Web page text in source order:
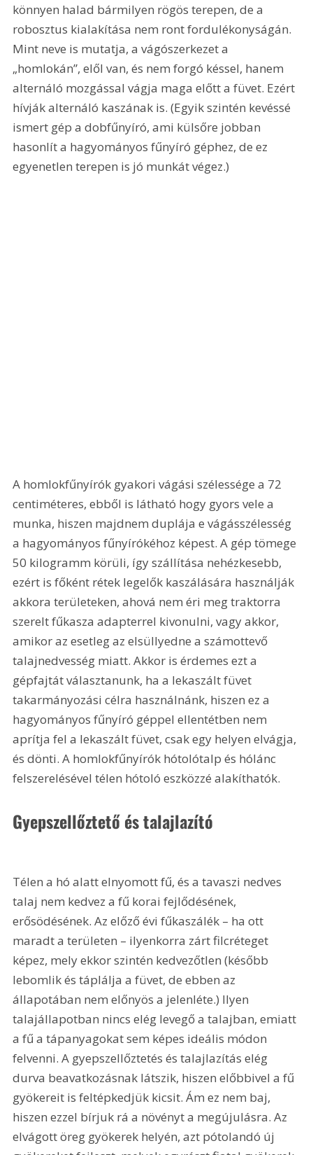
könnyen halad bármilyen rögös terepen, de a
robosztus kialakítása nem ront fordulékonyságán.
Mint neve is mutatja, a vágószerkezet a
„homlokán”, elől van, és nem forgó késsel, hanem
alternáló mozgással vágja maga előtt a füvet. Ezért
hívják alternáló kaszának is. (Egyik szintén kevéssé
ismert gép a dobfűnyíró, ami külsőre jobban
hasonlít a hagyományos fűnyíró géphez, de ez
egyenetlen terepen is jó munkát végez.)
A homlokfűnyírók gyakori vágási szélessége a 72
centiméteres, ebből is látható hogy gyors vele a
munka, hiszen majdnem duplája e vágásszélesség
a hagyományos fűnyírókéhoz képest. A gép tömege
50 kilogramm körüli, így szállítása nehézkesebb,
ezért is főként rétek legelők kaszálására használják
akkora területeken, ahová nem éri meg traktorra
szerelt fűkasza adapterrel kivonulni, vagy akkor,
amikor az esetleg az elsüllyedne a számottevő
talajnedvesség miatt. Akkor is érdemes ezt a
gépfajtát választanunk, ha a lekaszált füvet
takarmányozási célra használnánk, hiszen ez a
hagyományos fűnyíró géppel ellentétben nem
aprítja fel a lekaszált füvet, csak egy helyen elvágja,
és dönti. A homlokfűnyírók hótolótalp és hólánc
felszerelésével télen hótoló eszközzé alakíthatók.
Gyepszellőztető és talajlazító
Télen a hó alatt elnyomott fű, és a tavaszi nedves
talaj nem kedvez a fű korai fejlődésének,
erősödésének. Az előző évi fűkaszálék – ha ott
maradt a területen – ilyenkorra zárt filcréteget
képez, mely ekkor szintén kedvezőtlen (később
lebomlik és táplálja a füvet, de ebben az
állapotában nem előnyös a jelenléte.) Ilyen
talajállapotban nincs elég levegő a talajban, emiatt
a fű a tápanyagokat sem képes ideális módon
felvenni. A gyepszellőztetés és talajlazítás elég
durva beavatkozásnak látszik, hiszen előbbivel a fű
gyökereit is feltépkedjük kicsit. Ám ez nem baj,
hiszen ezzel bírjuk rá a növényt a megújulásra. Az
elvágott öreg gyökerek helyén, azt pótolandó új